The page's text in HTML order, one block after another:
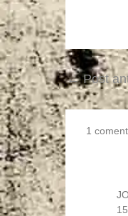
←Post
1